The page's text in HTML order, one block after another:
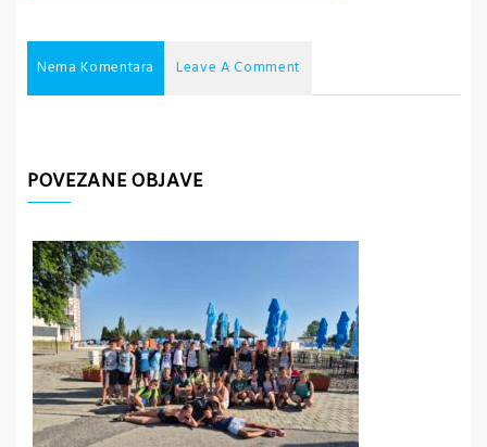
Nema Komentara Leave A Comment
POVEZANE OBJAVE